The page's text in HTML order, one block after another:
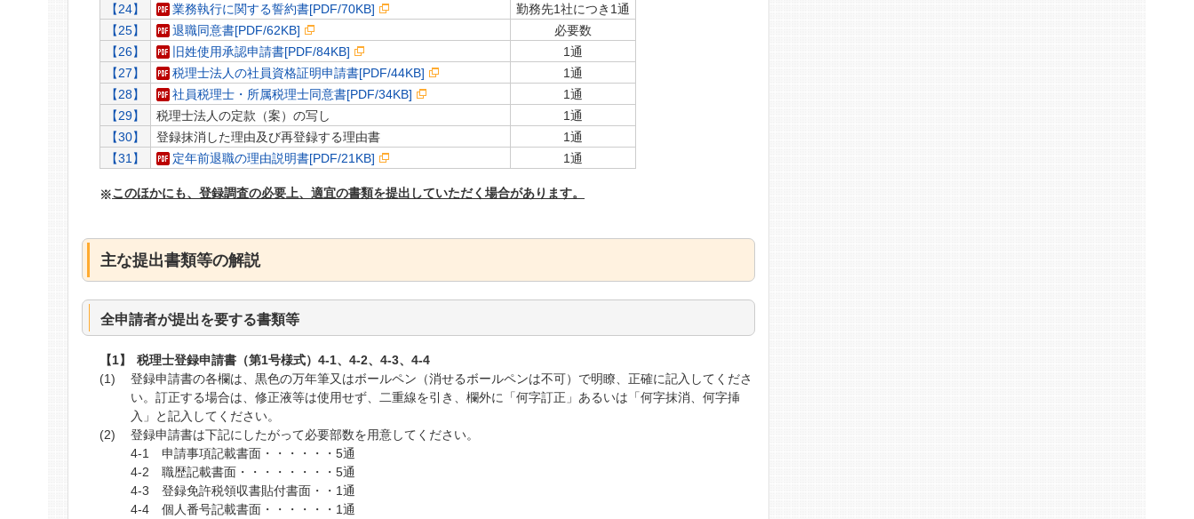
【24】
業務執行に関する誓約書[PDF/70KB]
勤務先1社につき1通
【25】
退職同意書[PDF/62KB]
必要数
【26】
旧姓使用承認申請書[PDF/84KB]
1通
【27】
税理士法人の社員資格証明申請書[PDF/44KB]
1通
【28】
社員税理士・所属税理士同意書[PDF/34KB]
1通
【29】
税理士法人の定款（案）の写し
1通
【30】
登録抹消した理由及び再登録する理由書
1通
【31】
定年前退職の理由説明書[PDF/21KB] 1通
このほかにも、登録調査の必要上、適宜の書類を提出していただく場合があります。
主な提出書類等の解説
全申請者が提出を要する書類等
税理士登録申請書（第1号様式）4-1、4-2、4-3、4-4
登録申請書の各欄は、黒色の万年筆又はボールペン（消せるボールペンは不可）で明瞭、正確に記入してくださ
い。訂正する場合は、修正液等は使用せず、二重線を引き、欄外に「何字訂正」あるいは「何字抹消、何字挿
入」と記入してください。
登録申請書は下記にしたがって必要部数を用意してください。
4-1 申請事項記載書面・・・・・・5通
4-2 職歴記載書面・・・・・・・・5通
4-3 登録免許税領収書貼付書面・・1通
4-4 個人番号記載書面・・・・・・1通